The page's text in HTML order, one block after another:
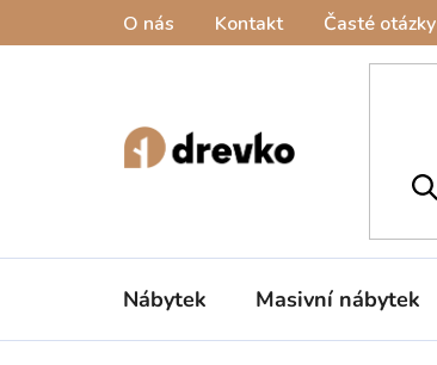
O nás Kontakt Časté otázky
Nábytek Masivní nábytek